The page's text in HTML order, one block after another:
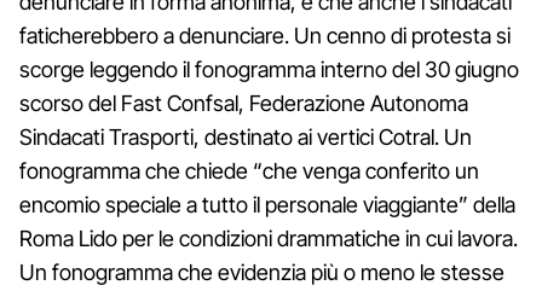
faticherebbero a denunciare. Un cenno di protesta si
scorge leggendo il fonogramma interno del 30 giugno
scorso del Fast Confsal, Federazione Autonoma
Sindacati Trasporti, destinato ai vertici Cotral. Un
fonogramma che chiede “che venga conferito un
encomio speciale a tutto il personale viaggiante” della
Roma Lido per le condizioni drammatiche in cui lavora.
Un fonogramma che evidenzia più o meno le stesse